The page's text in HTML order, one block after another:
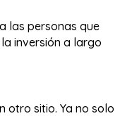
las personas que
inversión a largo
otro sitio. Ya no solo